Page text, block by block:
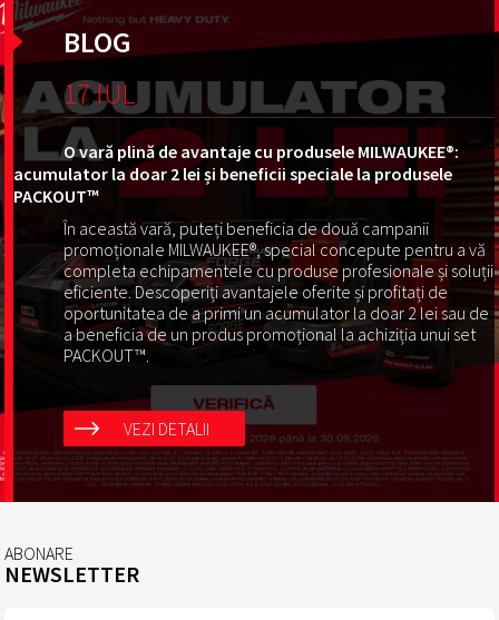
BLOG
17 IUL
O vară plină de avantaje cu produsele MILWAUKEE®:
acumulator la doar 2 lei și beneficii speciale la produsele
PACKOUT™
În această vară, puteți beneficia de două campanii
promoționale MILWAUKEE®, special concepute pentru a vă
completa echipamentele cu produse profesionale și soluții
eficiente. Descoperiți avantajele oferite și profitați de
oportunitatea de a primi un acumulator la doar 2 lei sau de
a beneficia de un produs promoțional la achiziția unui set
PACKOUT™.
VEZI DETALII
ABONARE
NEWSLETTER